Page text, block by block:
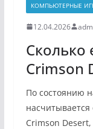
КОМПЬЮТЕРНЫЕ
12.04.2026
Сколько
Crimson
По состоянию
Crimson